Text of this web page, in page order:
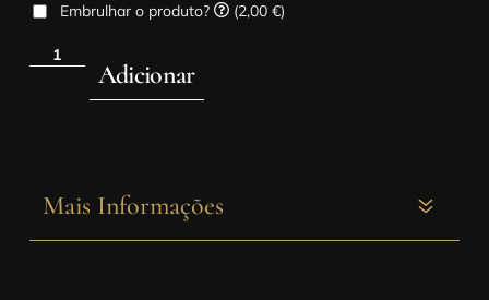
Embrulhar o produto? (2,00 €)
Adicionar
Mais Informações